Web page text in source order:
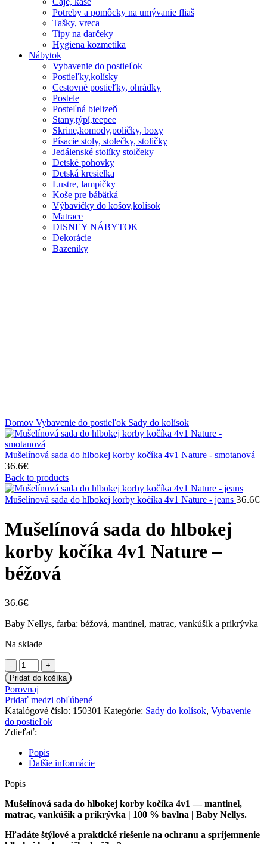
Potreby a pomôcky na umývanie fliaš
Tašky, vreca
Tipy na darčeky
Hygiena kozmetika
Nábytok
Vybavenie do postieľok
Postieľky,kolísky
Cestovné postieľky, ohrádky
Postele
Posteľná bielizeň
Stany,týpí,teepee
Skrine,komody,poličky, boxy
Písacie stoly, stolečky, stoličky
Jedálenské stolíky stolčeky
Detské pohovky
Detská kresielka
Lustre, lampičky
Koše pre bábätká
Výbavičky do košov,kolísok
Matrace
DISNEY NÁBYTOK
Dekorácie
Bazeniky
Domov Vybavenie do postieľok Sady do kolísok
Mušelínová sada do hlbokej korby kočíka 4v1 Nature - smotanová
36.6€
Back to products
Mušelínová sada do hlbokej korby kočíka 4v1 Nature - jeans 36.6€
Mušelínová sada do hlbokej
korby kočíka 4v1 Nature –
béžová
36.6€
Baby Nellys, farba: béžová, mantinel, matrac, vankúšik a prikrývka
Na sklade
množstvo
Mušelínová
sada
do
hlbokej
korby
kočíka
4v1
Nature
-
béžová
Pridať do košíka
Porovnaj
Pridať medzi obľúbené
Katalógové číslo: 150301 Kategórie: Sady do kolísok, Vybavenie
do postieľok
Zdieľať:
Popis
Ďalšie informácie
Popis
Mušelínová sada do hlbokej korby kočíka 4v1 — mantinel,
matrac, vankúšik a prikrývka | 100 % bavlna | Baby Nellys.
Hľadáte štýlové a praktické riešenie na ochranu a spríjemnenie